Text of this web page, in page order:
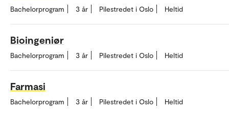
Bachelorprogram 3 år Pilestredet i Oslo Heltid
Bioingeniør
Bachelorprogram 3 år Pilestredet i Oslo Heltid
Farmasi
Bachelorprogram 3 år Pilestredet i Oslo Heltid